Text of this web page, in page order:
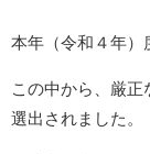
本年（令和４年）
この中から、厳
選出されました。